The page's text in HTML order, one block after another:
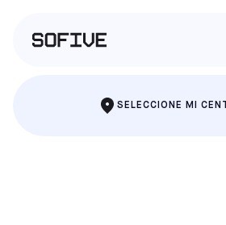
SELECCIONE MI